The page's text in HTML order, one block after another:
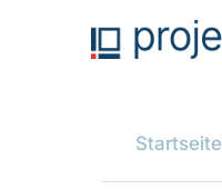
Startseite